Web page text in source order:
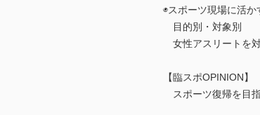
◉スポーツ現場に活
目的別・対象別
女性アスリートを
【臨スポOPINION】
スポーツ復帰を目